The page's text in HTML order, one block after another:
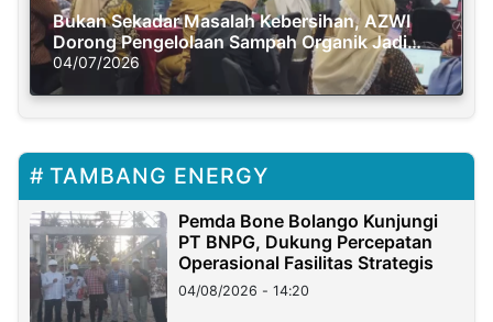
Bukan Sekadar Masalah Kebersihan, AZWI
Dorong Pengelolaan Sampah Organik Jadi
Solusi Krisis Iklim
04/07/2026
TAMBANG ENERGY
Pemda Bone Bolango Kunjungi
PT BNPG, Dukung Percepatan
Operasional Fasilitas Strategis
04/08/2026 - 14:20